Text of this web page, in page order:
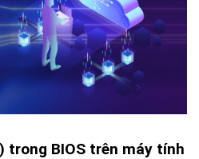
trong BIOS trên máy tính